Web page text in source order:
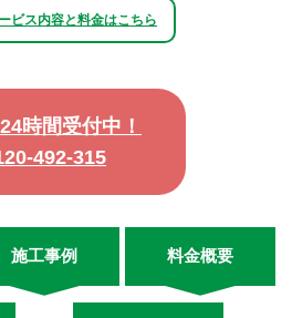
ビス内容と料金はこちら
時間受付中！
492-315
施工事例 料金概要